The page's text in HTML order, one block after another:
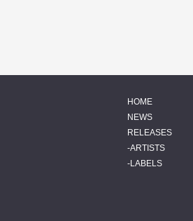
HOME
NEWS
RELEASES
ARTISTS
LABELS